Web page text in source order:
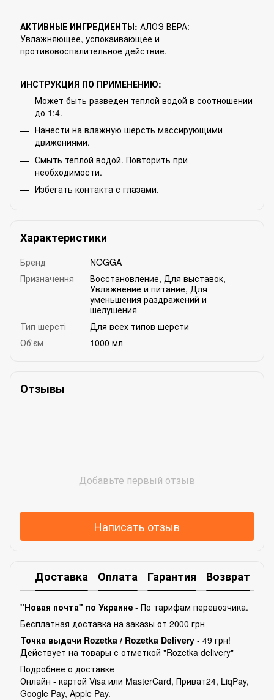
АКТИВНЫЕ ИНГРЕДИЕНТЫ: АЛОЭ ВЕРА:
Увлажняющее, успокаивающее и
противовоспалительное действие.
ИНСТРУКЦИЯ ПО ПРИМЕНЕНИЮ:
Может быть разведен теплой водой в соотношении
до 1:4.
Нанести на влажную шерсть массирующими
движениями.
Смыть теплой водой. Повторить при
необходимости.
Избегать контакта с глазами.
Характеристики
Бренд
NOGGA
Призначення
Восстановление, Для выставок,
Увлажнение и питание, Для
уменьшения раздражений и
шелушения
Тип шерсті
Для всех типов шерсти
Об'єм
1000 мл
Отзывы
Добавьте первый отзыв
Написать отзыв
Доставка Оплата Гарантия Возврат
"Новая почта" по Украине - По тарифам перевозчика.
Бесплатная доставка на заказы от 2000 грн
Точка выдачи Rozetka / Rozetka Delivery - 49 грн!
Действует на товары с отметкой "Rozetka delivery"
Подробнее о доставке
Онлайн - картой Visa или MasterCard, Приват24, LiqPay,
Google Pay, Apple Pay.